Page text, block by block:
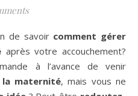
de savoir comment gérer
après votre accouchement?
à l’avance de venir
maternité, mais vous ne